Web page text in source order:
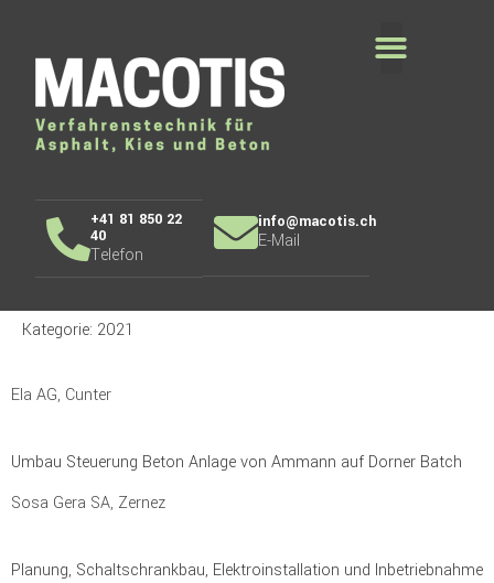
+41 81 850 22
40
Telefon
info@macotis.ch
E-Mail
Kategorie: 2021
Ela AG, Cunter
Umbau Steuerung Beton Anlage von Ammann auf Dorner Batch
Sosa Gera SA, Zernez
Planung, Schaltschrankbau, Elektroinstallation und Inbetriebnahme